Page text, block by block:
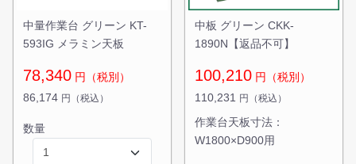
中量作業台 グリーン KT-
593IG メラミン天板
78,340 円（税別）
86,174 円（税込）
数量
中板 グリーン CKK-
1890N【返品不可】
100,210 円（税別）
110,231
円（税込）
作業台天板寸法：
W1800×D900用